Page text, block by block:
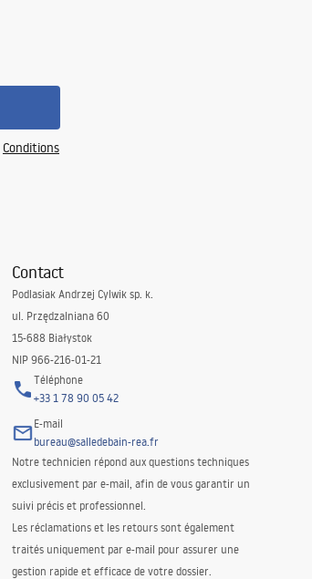
Conditions
Contact
Podlasiak Andrzej Cylwik sp. k.
ul. Przędzalniana 60
15-688 Białystok
NIP 966-216-01-21
Téléphone
+33 1 78 90 05 42
E-mail
bureau@salledebain-rea.fr
Notre technicien répond aux questions techniques
exclusivement par e-mail, afin de vous garantir un
suivi précis et professionnel.
Les réclamations et les retours sont également
traités uniquement par e-mail pour assurer une
gestion rapide et efficace de votre dossier.